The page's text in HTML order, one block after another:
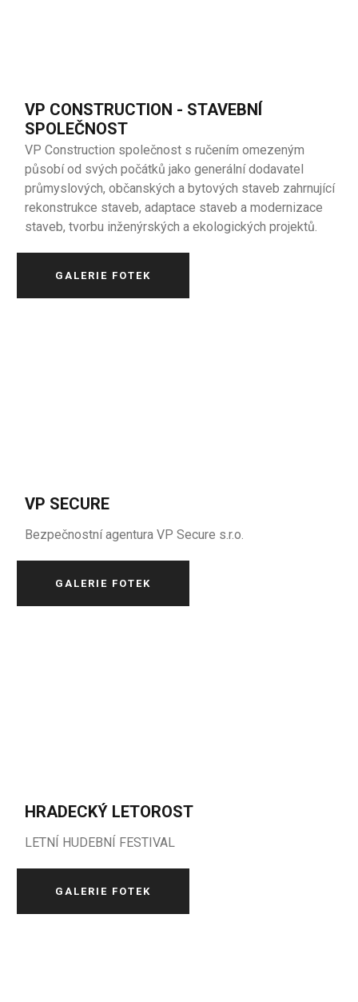
VP CONSTRUCTION - STAVEBNÍ
SPOLEČNOST
VP Construction společnost s ručením omezeným
působí od svých počátků jako generální dodavatel
průmyslových, občanských a bytových staveb zahrnující
rekonstrukce staveb, adaptace staveb a modernizace
staveb, tvorbu inženýrských a ekologických projektů.
GALERIE FOTEK
VP SECURE
Bezpečnostní agentura VP Secure s.r.o.
GALERIE FOTEK
HRADECKÝ LETOROST
LETNÍ HUDEBNÍ FESTIVAL
GALERIE FOTEK